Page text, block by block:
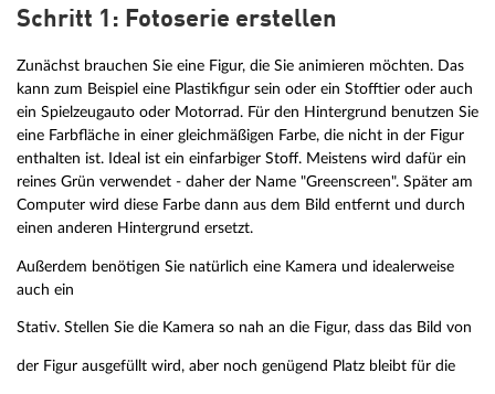
Schritt 1: Fotoserie erstellen
Zunächst brauchen Sie eine Figur, die Sie animieren möchten. Das
kann zum Beispiel eine Plastikfigur sein oder ein Stofftier oder auch
ein Spielzeugauto oder Motorrad. Für den Hintergrund benutzen Sie
eine Farbfläche in einer gleichmäßigen Farbe, die nicht in der Figur
enthalten ist. Ideal ist ein einfarbiger Stoff. Meistens wird dafür ein
reines Grün verwendet - daher der Name "Greenscreen". Später am
Computer wird diese Farbe dann aus dem Bild entfernt und durch
einen anderen Hintergrund ersetzt.
Außerdem benötigen Sie natürlich eine Kamera und idealerweise
auch ein
Stativ. Stellen Sie die Kamera so nah an die Figur, dass das Bild von
der Figur ausgefüllt wird, aber noch genügend Platz bleibt für die